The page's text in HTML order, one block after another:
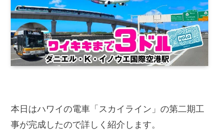
本日はハワイの電車「スカイライン」の第二期工
事が完成したので詳しく紹介します。